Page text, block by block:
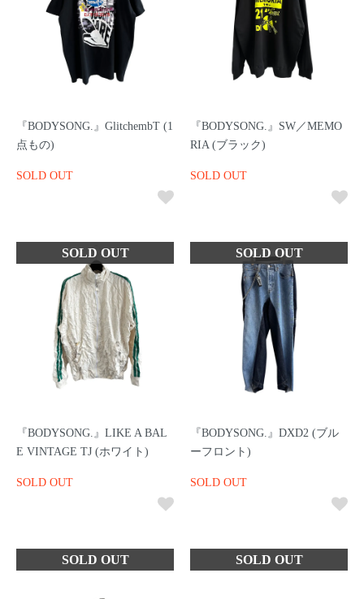
『BODYSONG.』GlitchembT (1
点もの)
SOLD OUT
『BODYSONG.』SW／MEMO
RIA (ブラック)
SOLD OUT
『BODYSONG.』LIKE A BAL
E VINTAGE TJ (ホワイト)
SOLD OUT
『BODYSONG.』DXD2 (ブル
ーフロント)
SOLD OUT